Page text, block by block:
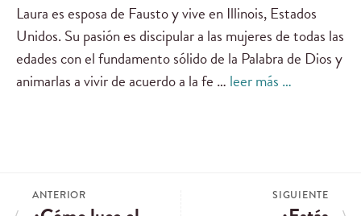
Laura es esposa de Fausto y vive en Illinois, Estados
Unidos. Su pasión es discipular a las mujeres de todas las
edades con el fundamento sólido de la Palabra de Dios y
animarlas a vivir de acuerdo a la fe … leer más …
ANTERIOR SIGUIENTE